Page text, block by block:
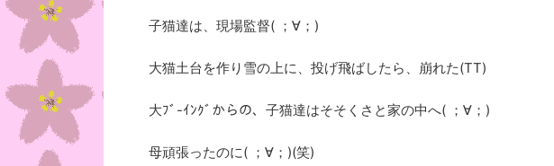
子猫達は、現場監督( ；∀；)
大猫土台を作り雪の上に、投げ飛ばしたら、崩れた(TT)
大ﾌﾞ-ｲﾝｸﾞからの、子猫達はそそくさと家の中へ( ；∀；)
母頑張ったのに( ；∀；)(笑)